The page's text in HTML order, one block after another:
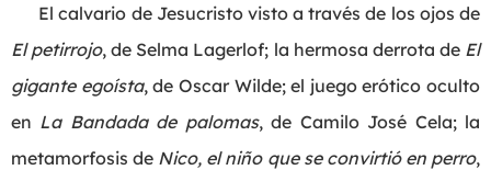
El calvario de Jesucristo visto a través de los ojos de
El petirrojo, de Selma Lagerlof; la hermosa derrota de El
gigante egoísta, de Oscar Wilde; el juego erótico oculto
en La Bandada de palomas, de Camilo José Cela; la
metamorfosis de Nico, el niño que se convirtió en perro,